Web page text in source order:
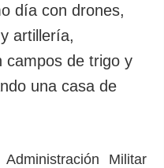
día con drones,
artillería,
campos de trigo y
una casa de
Militar